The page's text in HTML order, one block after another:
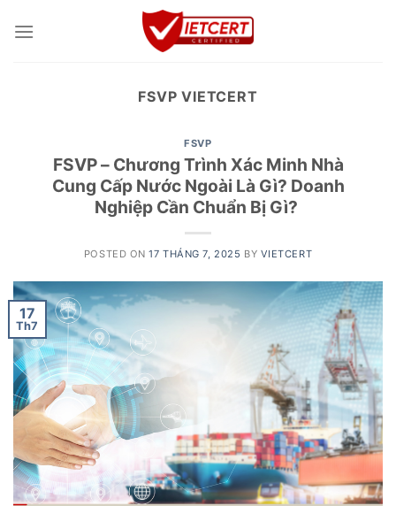
FSVP VIETCERT
FSVP
FSVP – Chương Trình Xác Minh Nhà
Cung Cấp Nước Ngoài Là Gì? Doanh
Nghiệp Cần Chuẩn Bị Gì?
POSTED ON17 THÁNG 7, 2025 BY VIETCERT
17
Th7